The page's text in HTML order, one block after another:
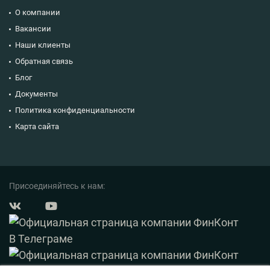
О компании
Вакансии
Наши клиенты
Обратная связь
Блог
Документы
Политика конфиденциальности
Карта сайта
Присоединяйтесь к нам: